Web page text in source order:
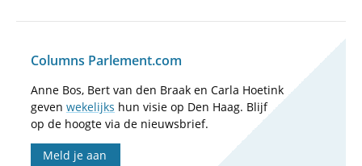
Columns Parlement.com
Anne Bos, Bert van den Braak en Carla Hoetink
geven wekelijks hun visie op Den Haag. Blijf
op de hoogte via de nieuwsbrief.
Meld je aan